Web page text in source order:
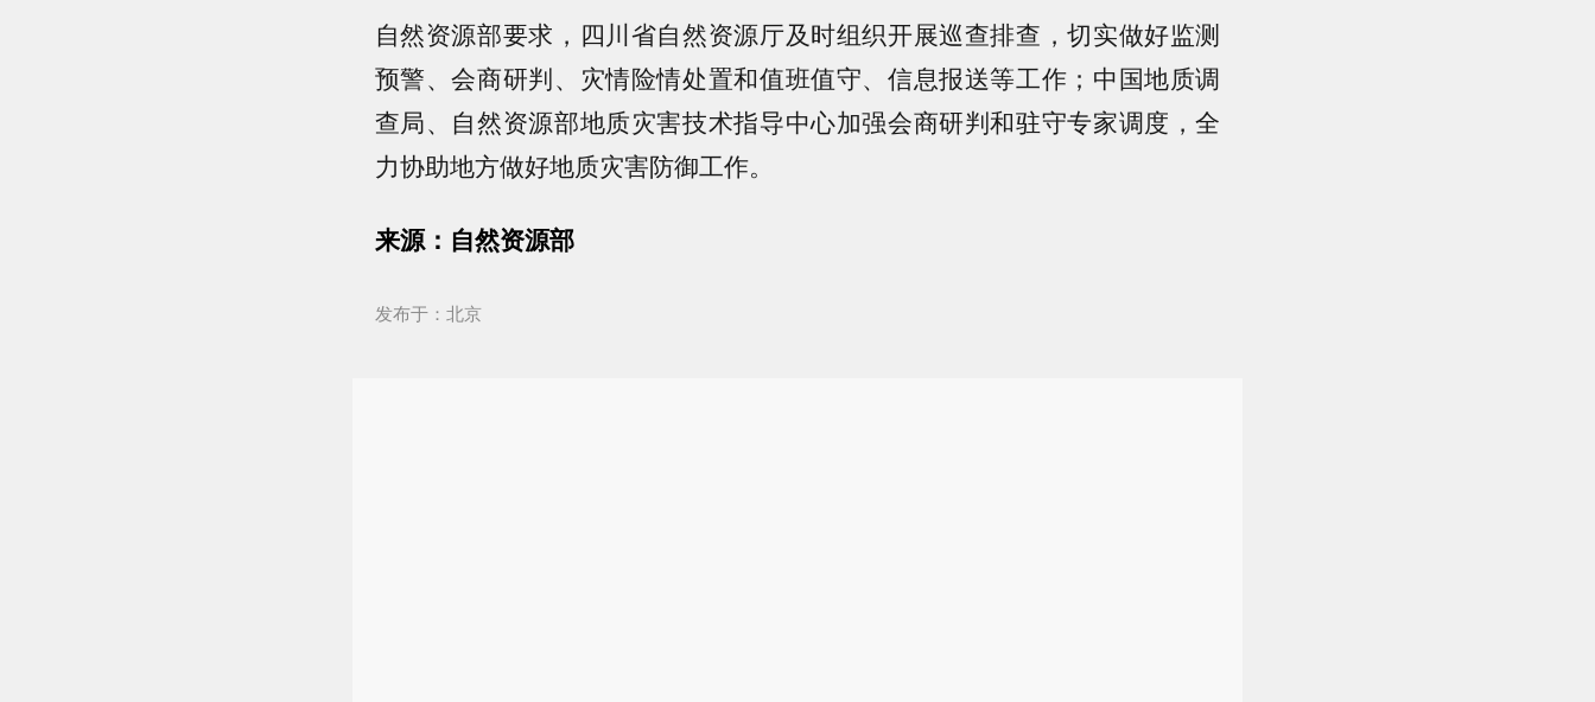
自然资源部要求，四川省自然资源厅及时组织开展巡查排查，切实做好监测
预警、会商研判、灾情险情处置和值班值守、信息报送等工作；中国地质调
查局、自然资源部地质灾害技术指导中心加强会商研判和驻守专家调度，全
力协助地方做好地质灾害防御工作。
来源：自然资源部
发布于：北京